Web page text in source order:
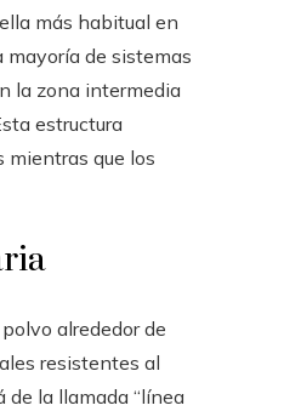
más habitual en
mayoría de sistemas
la zona intermedia
estructura
mientras que los
alrededor de
resistentes al
de la llamada “línea